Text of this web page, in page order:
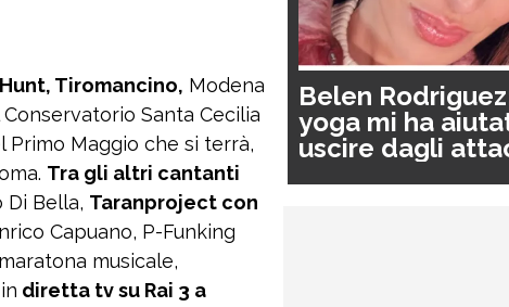
Tiromancino, Modena
Santa Cecilia
Maggio che si terrà,
Tra gli altri cantanti
Di Bella, Taranproject con
Capuano, P-Funking
musicale,
diretta tv su Rai 3 a
Belen
yoga mi ha
uscire dagli